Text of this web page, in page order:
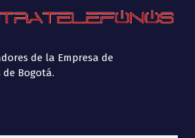
de la Empresa de
Bogotá.